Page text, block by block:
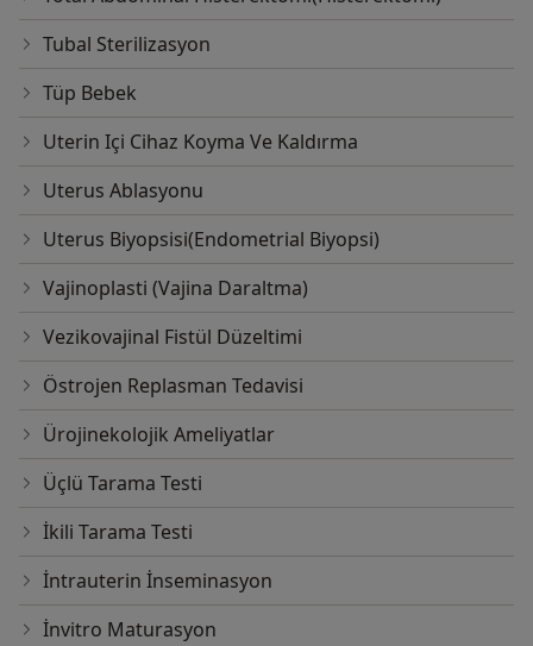
Tubal Sterilizasyon
Tüp Bebek
Uterin Içi Cihaz Koyma Ve Kaldırma
Uterus Ablasyonu
Uterus Biyopsisi(Endometrial Biyopsi)
Vajinoplasti (Vajina Daraltma)
Vezikovajinal Fistül Düzeltimi
Östrojen Replasman Tedavisi
Ürojinekolojik Ameliyatlar
Üçlü Tarama Testi
İkili Tarama Testi
İntrauterin İnseminasyon
İnvitro Maturasyon